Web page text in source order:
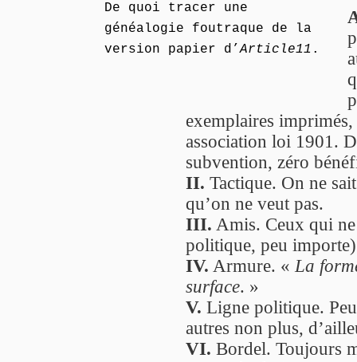
De quoi tracer une
généalogie foutraque de la
version papier d’Article11 .
exemplaires
association loi 1901.
subvention, zéro
II. Tactique. On ne
qu’on ne veut pas.
III. Amis. Ceux qui
politique, peu
IV. Armure. « La
surface. »
V. Ligne politique.
autres non plus,
VI. Bordel. Toujours